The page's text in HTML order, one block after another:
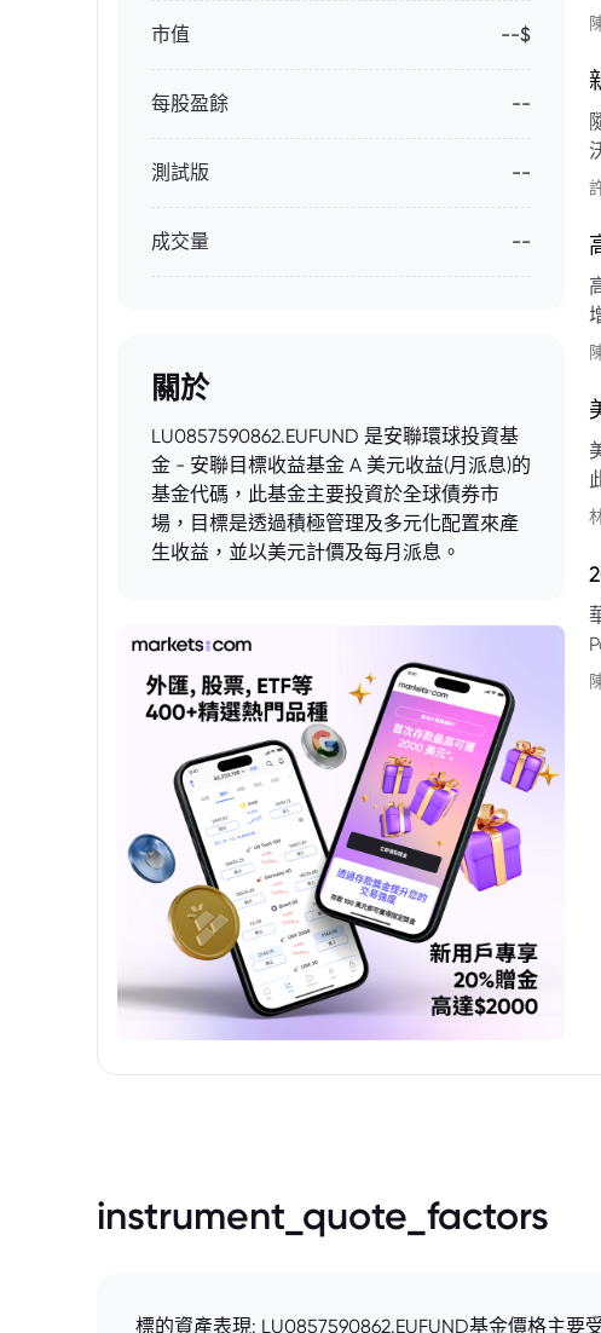
市值 --$
每股盈餘 --
測試版 --
成交量 --
關於
LU0857590862.EUFUND 是安聯環球投資基
金 - 安聯目標收益基金 A 美元收益(月派息)的
基金代碼，此基金主要投資於全球債券市
場，目標是透過積極管理及多元化配置來產
生收益，並以美元計價及每月派息。
點：** * **交易
instrument_quote_factors
標的資產表現: LU0857590862.EUFUND基金價格主